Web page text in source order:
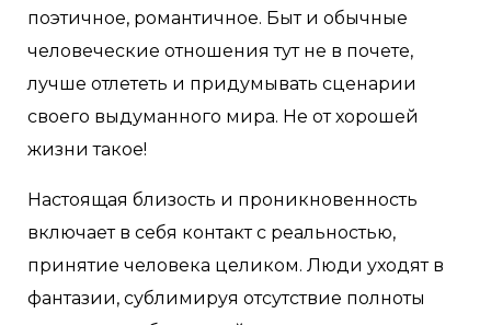
поэтичное, романтичное. Быт и обычные
человеческие отношения тут не в почете,
лучше отлететь и придумывать сценарии
своего выдуманного мира. Не от хорошей
жизни такое!
Настоящая близость и проникновенность
включает в себя контакт с реальностью,
принятие человека целиком. Люди уходят в
фантазии, сублимируя отсутствие полноты